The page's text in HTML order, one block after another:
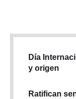
Día
y origen
Ratifican